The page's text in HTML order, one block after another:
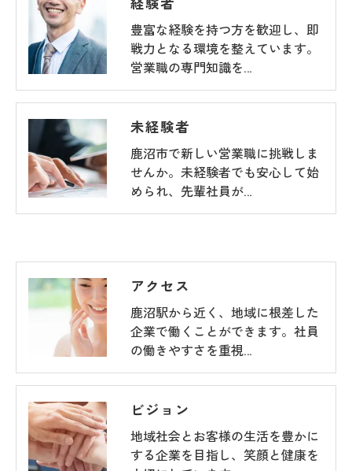
経験者
豊富な経験を持つ方を歓迎し、即
戦力となる環境を整えています。
営業職の専門知識を…
未経験者
鹿沼市で新しい営業職に挑戦しま
せんか。未経験者でも安心して始
められ、先輩社員が…
アクセス
鹿沼駅から近く、地域に根差した
企業で働くことができます。社員
の働きやすさを重視…
ビジョン
地域社会とお客様の生活を豊かに
する企業を目指し、笑顔と健康を